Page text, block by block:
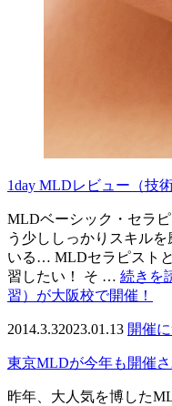
1day MLDレビュー（技
MLDベーシック・セラ
う少ししっかりスキル
いる… MLDセラピスト
習したい！ そ … 続きを
習）が大阪校で開催！
2014.3.32023.01.13 開催
東京MLDが今年も開催さ
昨年、大人気を博した